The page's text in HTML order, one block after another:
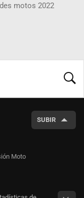
motos 2022
SUBIR
Moto